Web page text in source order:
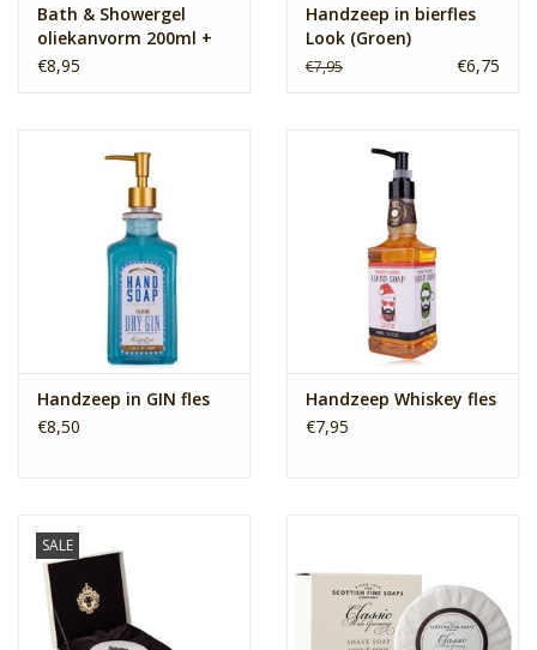
Bath & Showergel
oliekanvorm 200ml +
sleutelhanger
€8,95
Handzeep in bierfles
Look (Groen)
€7,95 €6,75
Handzeep in GIN fles
€8,50
Handzeep Whiskey fles
€7,95
SALE